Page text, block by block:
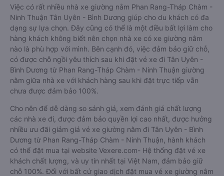
Việc có rất nhiều nhà xe giường nằm Phan Rang-Tháp Chàm -
Ninh Thuận Tân Uyên - Bình Dương giúp cho du khách có đa
dạng sự lựa chọn. Đây cũng có thể là một điều bất lợi làm cho
hàng khách không biết nên chọn nhà xe có xe giường nằm
nào là phù hợp với mình. Bên cạnh đó, việc đảm bảo giữ chỗ,
có được chỗ ngồi yêu thích sau khi đặt vé xe đi Tân Uyên -
Bình Dương từ Phan Rang-Tháp Chàm - Ninh Thuận giường
nằm giữa nhà xe với khách hàng sau khi đặt trực tiếp vẫn
chưa được đảm bảo 100%.
Cho nên để dễ dàng so sánh giá, xem đánh giá chất lượng
các nhà xe đi, được đảm bảo quyền lợi cao nhất, được hưởng
nhiều ưu đãi giảm giá vé xe giường nằm đi Tân Uyên - Bình
Dương từ Phan Rang-Tháp Chàm - Ninh Thuận, hành khách
có thể đặt mua tại website Vexere.com- Hệ thống đặt vé xe
khách chất lượng, và uy tín nhất tại Việt Nam, đảm bảo giữ
chỗ 100%. Đối với bất cứ giao dịch đặt mua vé xe giường nằm